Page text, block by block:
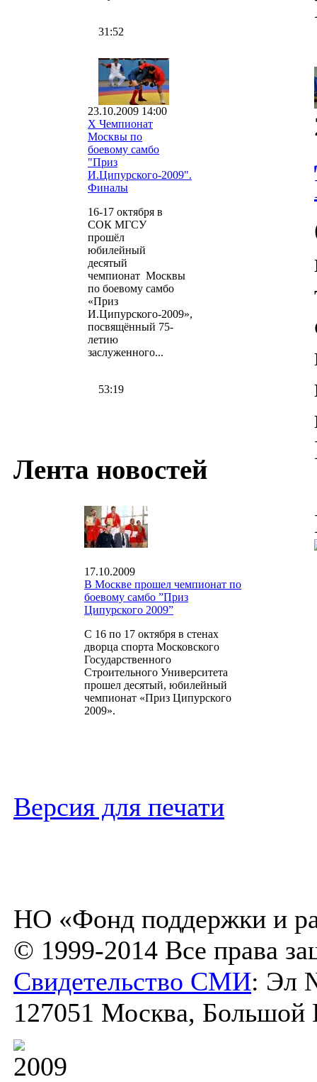
31:52
23.10.2009 14:00
X Чемпионат
Москвы по
боевому самбо
"Приз
И.Ципурского-2009".
Финалы
16-17 октября в
СОК МГСУ
прошёл
юбилейный
десятый
чемпионат Москвы
по боевому самбо
«Приз
И.Ципурского-2009»,
посвящённый 75-
летию
заслуженного...
53:19
Лента новостей
17.10.2009
В Москве прошел чемпионат по
боевому самбо ”Приз
Ципурского 2009”
С 16 по 17 октября в стенах
дворца спорта Московского
Государственного
Строительного Университета
прошел десятый, юбилейный
чемпионат «Приз Ципурского
2009».
Версия для печати
НО «Фонд поддержки и
© 1999-2014 Все права
Свидетельство СМИ: Эл
127051 Москва, Большой
2009